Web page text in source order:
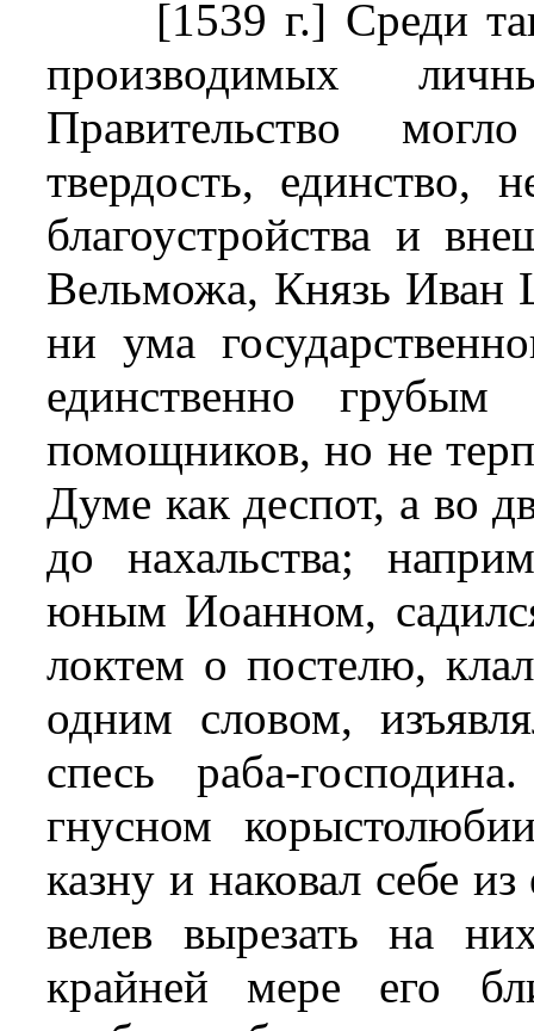
[1539 г.] Среди
производимых
Правительство
твердость, единство,
благоустройства и
Вельможа, Князь Иван
ни ума
единственно грубым
помощников, но не
Думе как деспот, а во
до нахальства;
юным Иоанном,
локтем о постелю,
одним словом,
спесь раба-
гнусном
казну и наковал себе
велев вырезать на
крайней мере его